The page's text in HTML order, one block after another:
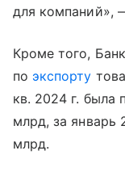
для компаний»,
Кроме того,
по экспорту
кв. 2024 г. была
млрд, за январь
млрд.